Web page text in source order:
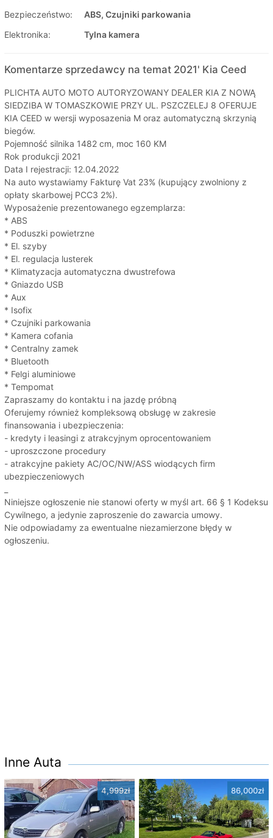
Bezpieczeństwo:
ABS, Czujniki parkowania
Elektronika:
Tylna kamera
Komentarze sprzedawcy na temat 2021' Kia Ceed
PLICHTA AUTO MOTO AUTORYZOWANY DEALER KIA Z NOWĄ
SIEDZIBA W TOMASZKOWIE PRZY UL. PSZCZELEJ 8 OFERUJE
KIA CEED w wersji wyposazenia M oraz automatyczną skrzynią
biegów.
Pojemność silnika 1482 cm, moc 160 KM
Rok produkcji 2021
Data I rejestracji: 12.04.2022
Na auto wystawiamy Fakturę Vat 23% (kupujący zwolniony z
opłaty skarbowej PCC3 2%).
Wyposażenie prezentowanego egzemplarza:
* ABS
* Poduszki powietrzne
* El. szyby
* El. regulacja lusterek
* Klimatyzacja automatyczna dwustrefowa
* Gniazdo USB
* Aux
* Isofix
* Czujniki parkowania
* Kamera cofania
* Centralny zamek
* Bluetooth
* Felgi aluminiowe
* Tempomat
Zapraszamy do kontaktu i na jazdę próbną
Oferujemy również kompleksową obsługę w zakresie
finansowania i ubezpieczenia:
- kredyty i leasingi z atrakcyjnym oprocentowaniem
- uproszczone procedury
- atrakcyjne pakiety AC/OC/NW/ASS wiodących firm
ubezpieczeniowych
Niniejsze ogłoszenie nie stanowi oferty w myśl art. 66 § 1 Kodeksu
Cywilnego, a jedynie zaproszenie do zawarcia umowy.
Nie odpowiadamy za ewentualne niezamierzone błędy w
ogłoszeniu.
Inne Auta
4,999zł 86,000zł